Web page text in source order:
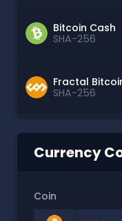
Bitcoin Cash
SHA-256
Fractal
SHA-256
Currency
Coin